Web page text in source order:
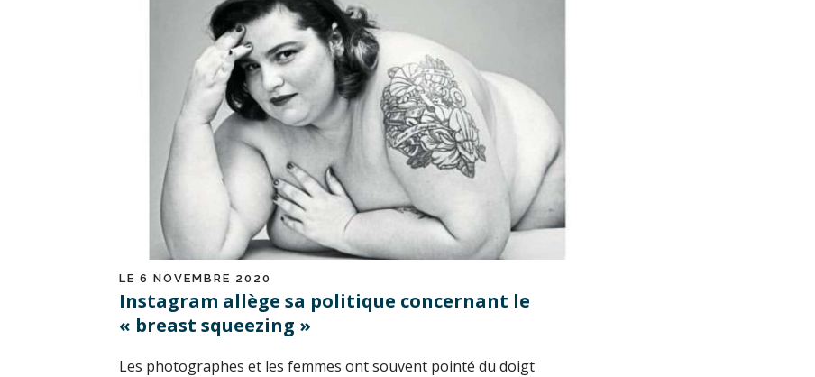
LE 6 NOVEMBRE 2020
Instagram allège sa politique concernant le
« breast squeezing »
Les photographes et les femmes ont souvent pointé du doigt